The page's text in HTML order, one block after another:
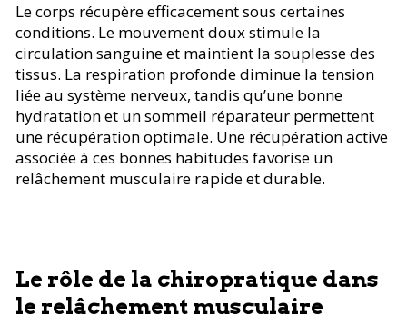
Le corps récupère efficacement sous certaines
conditions. Le mouvement doux stimule la
circulation sanguine et maintient la souplesse des
tissus. La respiration profonde diminue la tension
liée au système nerveux, tandis qu’une bonne
hydratation et un sommeil réparateur permettent
une récupération optimale. Une récupération active
associée à ces bonnes habitudes favorise un
relâchement musculaire rapide et durable.
Le rôle de la chiropratique dans
le relâchement musculaire